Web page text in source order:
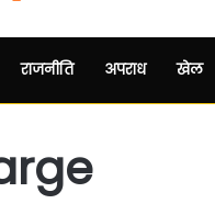
राजनीति अपराध खेल